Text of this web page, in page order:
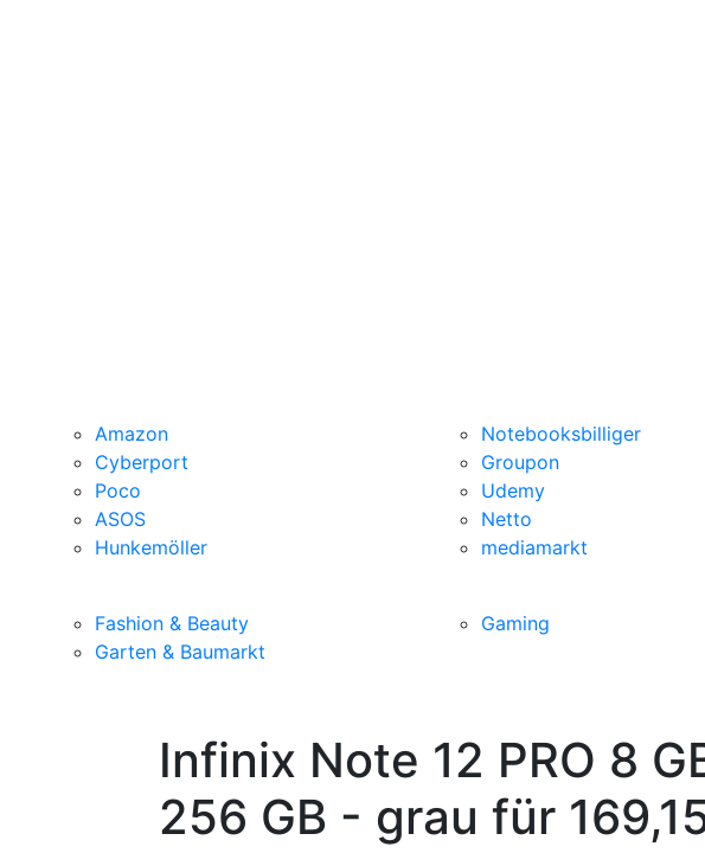
Amazon Notebooksbilliger
Cyberport Groupon
Poco Udemy
ASOS Netto
Hunkemöller mediamarkt
Fashion & Beauty Gaming
Garten & Baumarkt
Infinix Note 12 PRO 8
256 GB - grau für